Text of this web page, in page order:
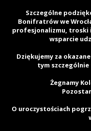
Szczególne
Bonifratrów we
profesjonalizmu, troski
wsparcie
Dziękujemy za
tym szczególnie
Żegnamy
O uroczystościach